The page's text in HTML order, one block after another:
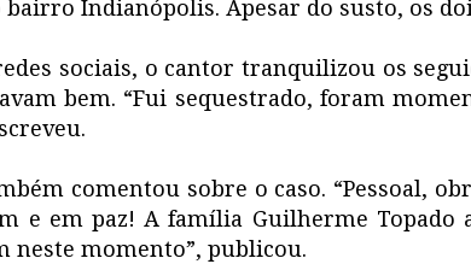
bairro Indianópolis. Apesar do susto, os
sociais, o cantor tranquilizou os
bem. “Fui sequestrado, foram
comentou sobre o caso. “Pessoal,
e em paz! A família Guilherme Topado
neste momento”, publicou.